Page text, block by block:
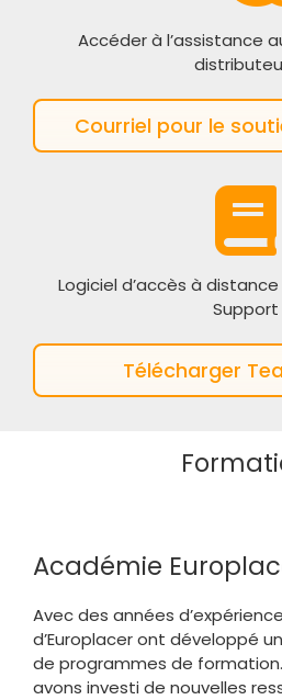
Accéder à l’assistance
Courriel pour le
Logiciel d’accès à
Support
Télécharger
Académie
Avec des années
d’Europlacer ont développé
de programmes de formation.
avons investi de nouvelles